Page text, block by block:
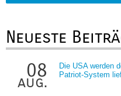
Neueste
08
aug.
Die USA werden
Patriot-System